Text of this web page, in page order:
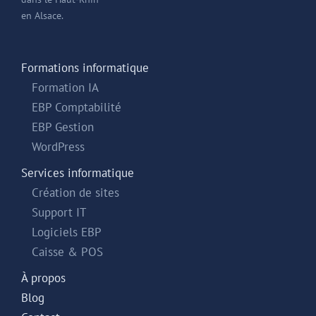
en Alsace.
Formations informatique
Formation IA
EBP Comptabilité
EBP Gestion
WordPress
Services informatique
Création de sites
Support IT
Logiciels EBP
Caisse & POS
À propos
Blog